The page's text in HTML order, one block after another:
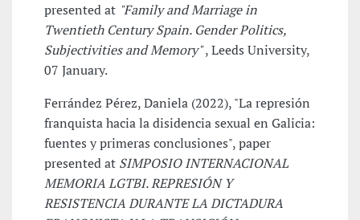
presented at "Family and Marriage in
Twentieth Century Spain. Gender Politics,
Subjectivities and Memory", Leeds University,
07 January.
Ferrández Pérez, Daniela (2022), "La represión
franquista hacia la disidencia sexual en Galicia:
fuentes y primeras conclusiones", paper
presented at SIMPOSIO INTERNACIONAL
MEMORIA LGTBI. REPRESIÓN Y
RESISTENCIA DURANTE LA DICTADURA